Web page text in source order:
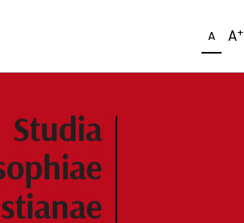
A A+